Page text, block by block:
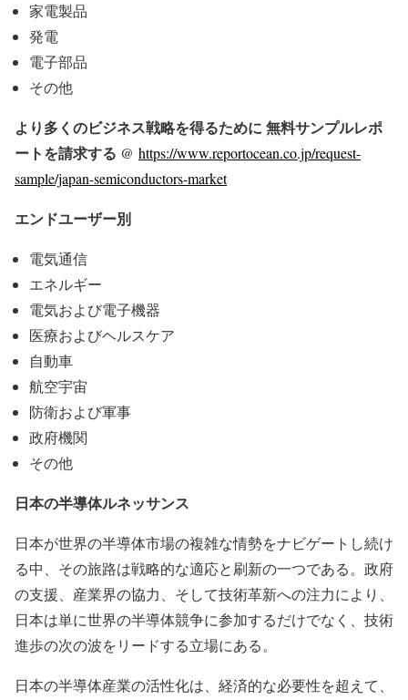
家電製品
発電
電子部品
その他
より多くのビジネス戦略を得るために 無料サンプルレポ
ートを請求する @ https://www.reportocean.co.jp/request-
sample/japan-semiconductors-market
エンドユーザー別
電気通信
エネルギー
電気および電子機器
医療およびヘルスケア
自動車
航空宇宙
防衛および軍事
政府機関
その他
日本の半導体ルネッサンス
日本が世界の半導体市場の複雑な情勢をナビゲートし続け
る中、その旅路は戦略的な適応と刷新の一つである。政府
の支援、産業界の協力、そして技術革新への注力により、
日本は単に世界の半導体競争に参加するだけでなく、技術
進歩の次の波をリードする立場にある。
日本の半導体産業の活性化は、経済的な必要性を超えて、